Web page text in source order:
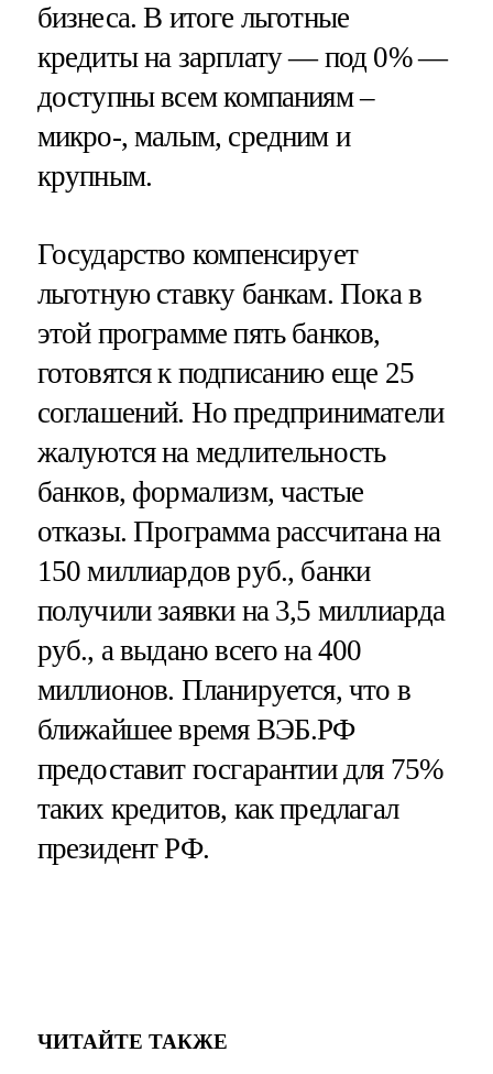
бизнеса. В итоге льготные
кредиты на зарплату — под 0% —
доступны всем компаниям –
микро-, малым, средним и
крупным.
Государство компенсирует
льготную ставку банкам. Пока в
этой программе пять банков,
готовятся к подписанию еще 25
соглашений. Но предприниматели
жалуются на медлительность
банков, формализм, частые
отказы. Программа рассчитана на
150 миллиардов руб., банки
получили заявки на 3,5 миллиарда
руб., а выдано всего на 400
миллионов. Планируется, что в
ближайшее время ВЭБ.РФ
предоставит госгарантии для 75%
таких кредитов, как предлагал
президент РФ.
ЧИТАЙТЕ ТАКЖЕ